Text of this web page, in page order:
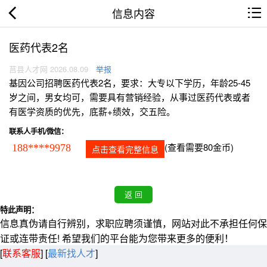
信息内容
医药代表2名
莒县人才网 2026.08.09 举报
基因公司招聘医药代表2名，要求：大专以下学历，年龄25-45
岁之间，男女均可，需要具有营销经验，从事过医药代表或者
有医学资质的优先，底薪+绩效，交五险。
联系人手机/微信：
188****9978 点击查看完整信息 (查看需要80金币)
特此声明：
信息真伪请自行辨别，求职应聘须谨慎，网站对此不承担任何保
证或连带责任! 希望我们的平台能为您带来更多的便利！
[联系客服] [最新找人才]